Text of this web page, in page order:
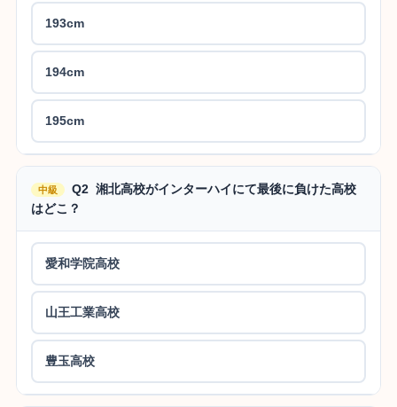
193cm
194cm
195cm
中級
Q2 湘北高校がインターハイにて最後に負けた高校
はどこ？
愛和学院高校
山王工業高校
豊玉高校